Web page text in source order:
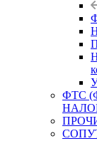
ФТС